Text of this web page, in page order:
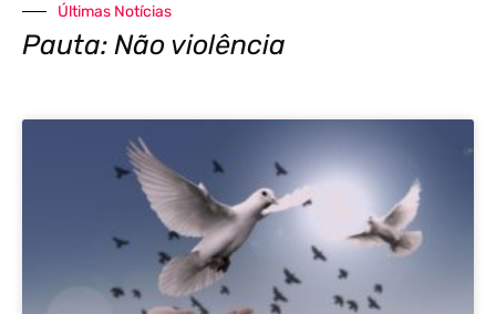
Últimas Notícias
Pauta: Não violência